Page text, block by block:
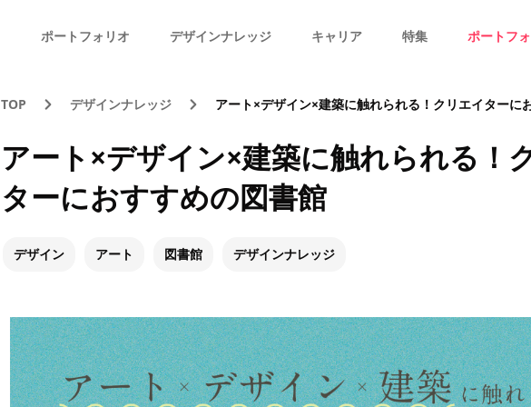
ポートフォリオ デザインナレッジ キャリア 特集 ポートフ
TOP デザインナレッジ アート×デザイン×建築に触れられる！クリエイターに
アート×デザイン×建築に触れられる！
ターにおすすめの図書館
デザイン アート 図書館 デザインナレッジ